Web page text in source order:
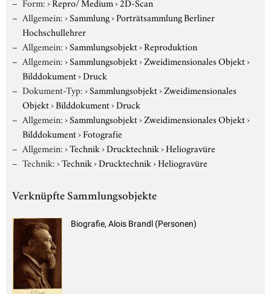
Allgemein:›Sammlung›Porträtsammlung Berliner
Hochschullehrer
Allgemein:›Sammlungsobjekt›Reproduktion
Allgemein:›Sammlungsobjekt›Zweidimensionales Objekt›
Bilddokument›Druck
Dokument-Typ:›Sammlungsobjekt›Zweidimensionales
Objekt›Bilddokument›Druck
Allgemein:›Sammlungsobjekt›Zweidimensionales Objekt›
Bilddokument›Fotografie
Allgemein:›Technik›Drucktechnik›Heliogravüre
Technik:›Technik›Drucktechnik›Heliogravüre
Verknüpfte Sammlungsobjekte
Biografie, Alois Brandl (Personen)